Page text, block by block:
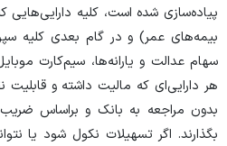
پیاده‌سازی شده است، کلیه دارایی‌هایی
بیمه‌های عمر) و در گام بعدی کلیه
سهام عدالت و یارانه‌ها، سیم‌کارت
هر دارایی‌ای که مالیت داشته و قابلیت
بدون مراجعه به بانک و براساس
بگذارند. اگر تسهیلات نکول شود یا